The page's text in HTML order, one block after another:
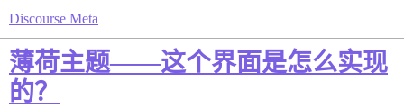
Discourse Meta
薄荷主题——这个界面是怎么实现
的？